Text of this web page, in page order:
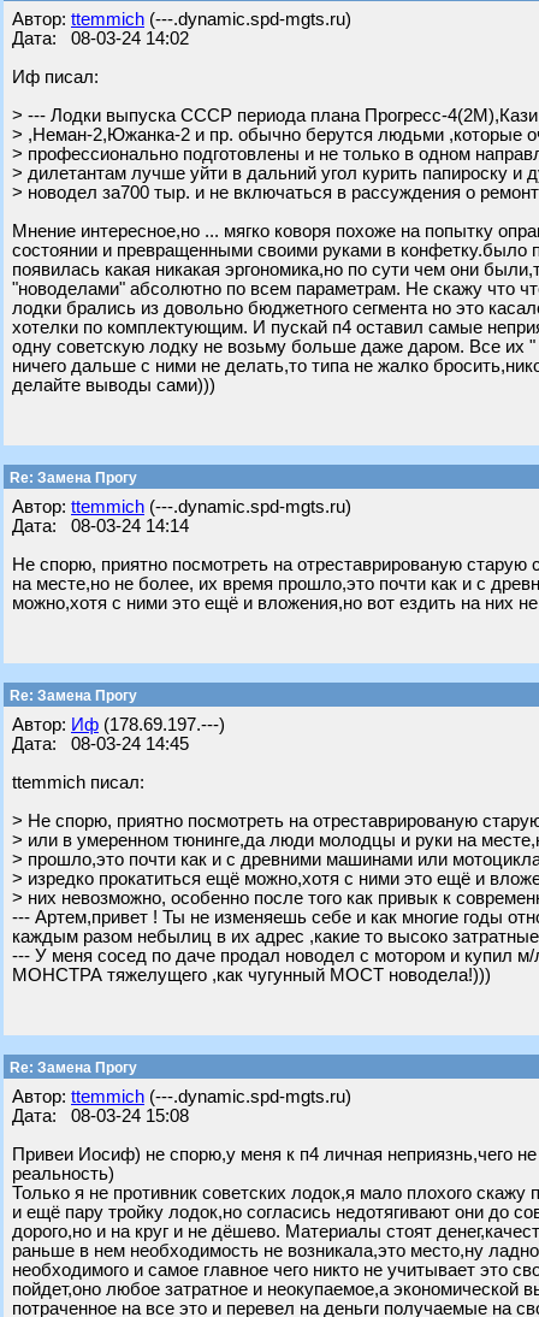
Автор: ttemmich (---.dynamic.spd-mgts.ru)
Дата: 08-03-24 14:02
Иф писал:
> --- Лодки выпуска СССР периода плана Прогресс-
> ,Неман-2,Южанка-2 и пр. обычно берутся людьми ,которые
> профессионально подготовлены и не только в одном
> дилетантам лучше уйти в дальний угол курить папироску и
> новодел за700 тыр. и не включаться в рассуждения о
Мнение интересное,но ... мягко коворя похоже на попытку
состоянии и превращенными своими руками в конфетку.было
появилась какая никакая эргономика,но по сути чем они
"новоделами" абсолютно по всем параметрам. Не скажу что
лодки брались из довольно бюджетного сегмента но это
хотелки по комплектующим. И пускай п4 оставил самые
одну советскую лодку не возьму больше даже даром. Все их
ничего дальше с ними не делать,то типа не жалко
делайте выводы сами)))
Re: Замена Прогу
Автор: ttemmich (---.dynamic.spd-mgts.ru)
Дата: 08-03-24 14:14
Не спорю, приятно посмотреть на отреставрированую
на месте,но не более, их время прошло,это почти как и с
можно,хотя с ними это ещё и вложения,но вот ездить на них
Re: Замена Прогу
Автор: Иф (178.69.197.---)
Дата: 08-03-24 14:45
ttemmich писал:
> Не спорю, приятно посмотреть на отреставрированую
> или в умеренном тюнинге,да люди молодцы и руки на
> прошло,это почти как и с древними машинами или
> изредко прокатиться ещё можно,хотя с ними это ещё и
> них невозможно, особенно после того как привык к
--- Артем,привет ! Ты не изменяешь себе и как многие годы
каждым разом небылиц в их адрес ,какие то высоко
--- У меня сосед по даче продал новодел с мотором и купил
МОНСТРА тяжелущего ,как чугунный МОСТ новодела!)))
Re: Замена Прогу
Автор: ttemmich (---.dynamic.spd-mgts.ru)
Дата: 08-03-24 15:08
Привеи Иосиф) не спорю,у меня к п4 личная неприязнь,чего
реальность)
Только я не противник советских лодок,я мало плохого скажу
и ещё пару тройку лодок,но согласись недотягивают они до
дорого,но и на круг и не дёшево. Материалы стоят
раньше в нем необходимость не возникала,это место,ну
необходимого и самое главное чего никто не учитывает это
пойдет,оно любое затратное и неокупаемое,а экономической
потраченное на все это и перевел на деньги получаемые на